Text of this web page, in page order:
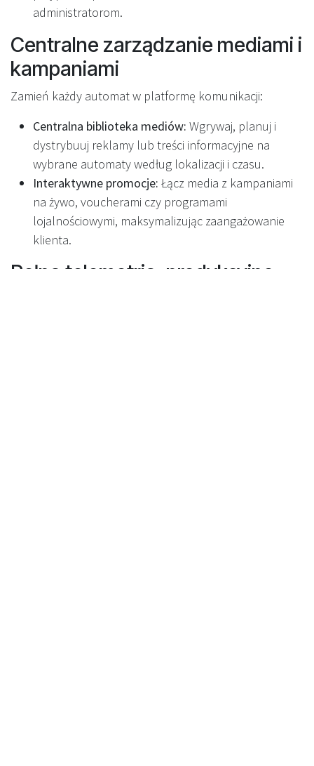
administratorom.
Centralne zarządzanie mediami i
kampaniami
Zamień każdy automat w platformę komunikacji:
Centralna biblioteka mediów: Wgrywaj, planuj i
dystrybuuj reklamy lub treści informacyjne na
wybrane automaty według lokalizacji i czasu.
Interaktywne promocje: Łącz media z kampaniami
na żywo, voucherami czy programami
lojalnościowymi, maksymalizując zaangażowanie
klienta.
Pełna telemetria, predykcyjne